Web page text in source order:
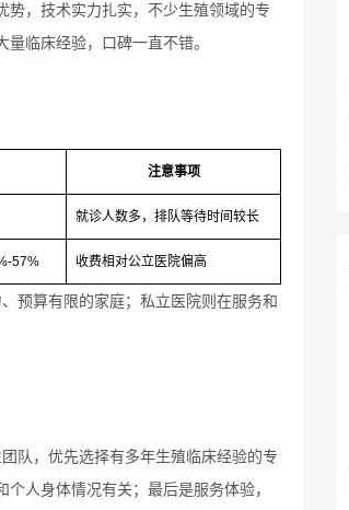
势，技术实力扎实，不少生殖领域的专
临床经验，口碑一直不错。
注意事项
就诊人数多，排队等待时间较长
57% 收费相对公立医院偏高
预算有限的家庭；私立医院则在服务和
队，优先选择有多年生殖临床经验的专
人身体情况有关；最后是服务体验，